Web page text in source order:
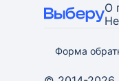
О
Форма